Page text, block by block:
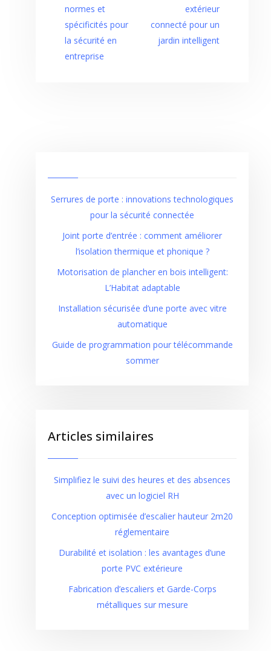
normes et
spécificités pour
la sécurité en
entreprise
extérieur
connecté pour un
jardin intelligent
Serrures de porte : innovations technologiques
pour la sécurité connectée
Joint porte d’entrée : comment améliorer
l’isolation thermique et phonique ?
Motorisation de plancher en bois intelligent:
L’Habitat adaptable
Installation sécurisée d’une porte avec vitre
automatique
Guide de programmation pour télécommande
sommer
Articles similaires
Simplifiez le suivi des heures et des absences
avec un logiciel RH
Conception optimisée d’escalier hauteur 2m20
réglementaire
Durabilité et isolation : les avantages d’une
porte PVC extérieure
Fabrication d’escaliers et Garde-Corps
métalliques sur mesure